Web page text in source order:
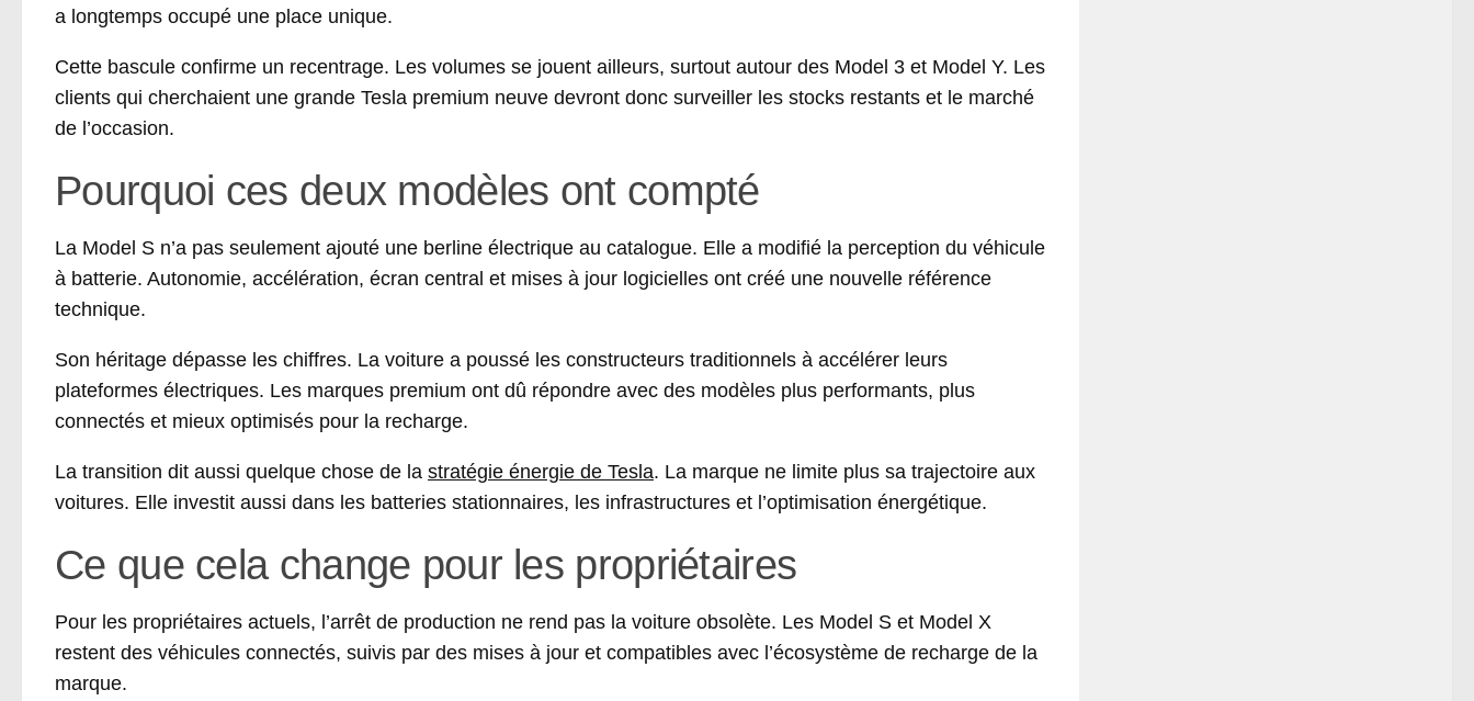
a longtemps occupé une place unique.
Cette bascule confirme un recentrage. Les volumes se jouent ailleurs, surtout autour des Model 3 et Model Y. Les
clients qui cherchaient une grande Tesla premium neuve devront donc surveiller les stocks restants et le marché
de l’occasion.
Pourquoi ces deux modèles ont compté
La Model S n’a pas seulement ajouté une berline électrique au catalogue. Elle a modifié la perception du véhicule
à batterie. Autonomie, accélération, écran central et mises à jour logicielles ont créé une nouvelle référence
technique.
Son héritage dépasse les chiffres. La voiture a poussé les constructeurs traditionnels à accélérer leurs
plateformes électriques. Les marques premium ont dû répondre avec des modèles plus performants, plus
connectés et mieux optimisés pour la recharge.
La transition dit aussi quelque chose de la stratégie énergie de Tesla. La marque ne limite plus sa trajectoire aux
voitures. Elle investit aussi dans les batteries stationnaires, les infrastructures et l’optimisation énergétique.
Ce que cela change pour les propriétaires
Pour les propriétaires actuels, l’arrêt de production ne rend pas la voiture obsolète. Les Model S et Model X
restent des véhicules connectés, suivis par des mises à jour et compatibles avec l’écosystème de recharge de la
marque.